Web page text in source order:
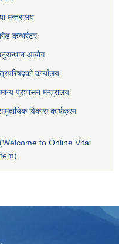
मन्त्रालय
कन्भर्रटर
आयोग
कार्यालय
प्रशासन मन्त्रालय
विकास कार्यक्रम
(Welcome to Online Vital